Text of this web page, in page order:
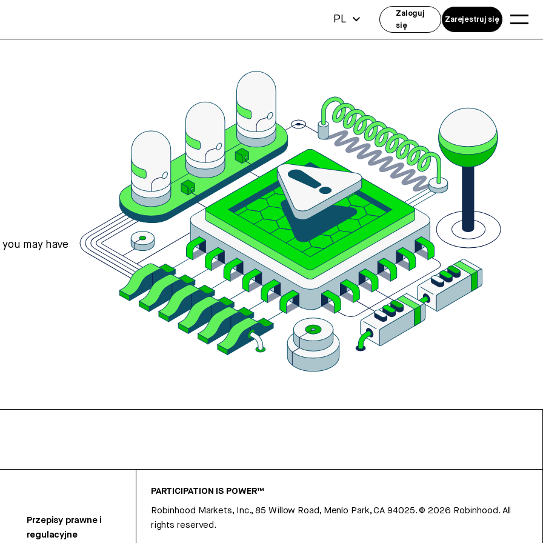
may have
Przepisy prawne i
regulacyjne
PARTICIPATION IS POWER™
Robinhood Markets, Inc., 85 Willow Road, Menlo Park, CA 94025.©2026 Robinhood. All
rights reserved.
PL
Zaloguj
się
Zarejestruj się